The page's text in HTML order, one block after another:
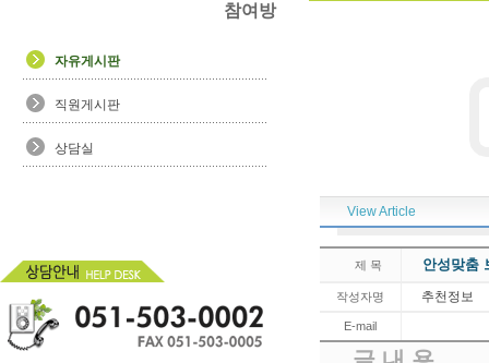
참여방
자유게시판
직원게시판
상담실
View Article
제 목 안성맞춤
작성자명 추천정보
E-mail